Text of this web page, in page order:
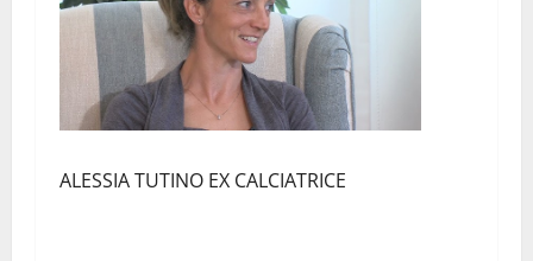
ALESSIA TUTINO EX CALCIATRICE